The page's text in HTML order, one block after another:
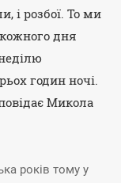
і розбої. То ми
дня
годин ночі.
Микола
років тому у